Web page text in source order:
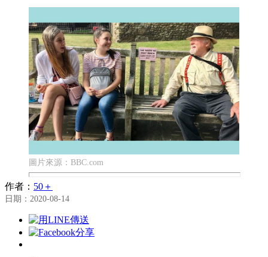
圖片來源：BBC.com
作者： 50＋
日期：2020-08-14